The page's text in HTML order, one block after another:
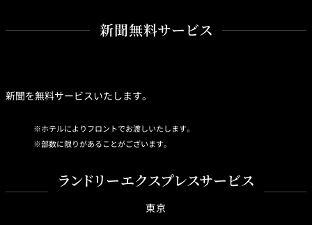
新聞無料サービス
新聞を無料サービスいたします。
ホテルによりフロントでお渡しいたします。
部数に限りがあることがございます。
ランドリーエクスプレスサービス
東京